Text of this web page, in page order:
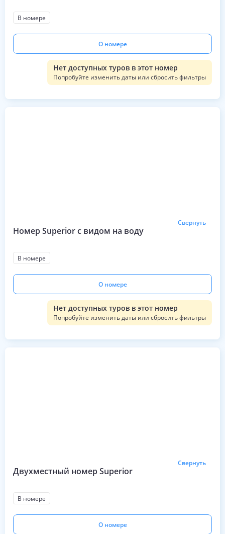
В номере
О номере
Нет доступных туров в этот номер
Попробуйте изменить даты или сбросить фильтры
Номер Superior с видом на воду
Свернуть
В номере
О номере
Нет доступных туров в этот номер
Попробуйте изменить даты или сбросить фильтры
Двухместный номер Superior
Свернуть
В номере
О номере